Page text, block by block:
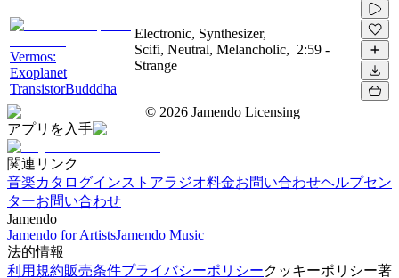
Vermos:
Exoplanet
TransistorBudddha
Electronic, Synthesizer,
Scifi, Neutral, Melancholic,
Strange
2:59 -
© 2026 Jamendo Licensing
アプリを入手
関連リンク
音楽カタログインストアラジオ料金お問い合わせヘルプセン
ターお問い合わせ
Jamendo
Jamendo for ArtistsJamendo Music
法的情報
利用規約販売条件プライバシーポリシークッキーポリシー著